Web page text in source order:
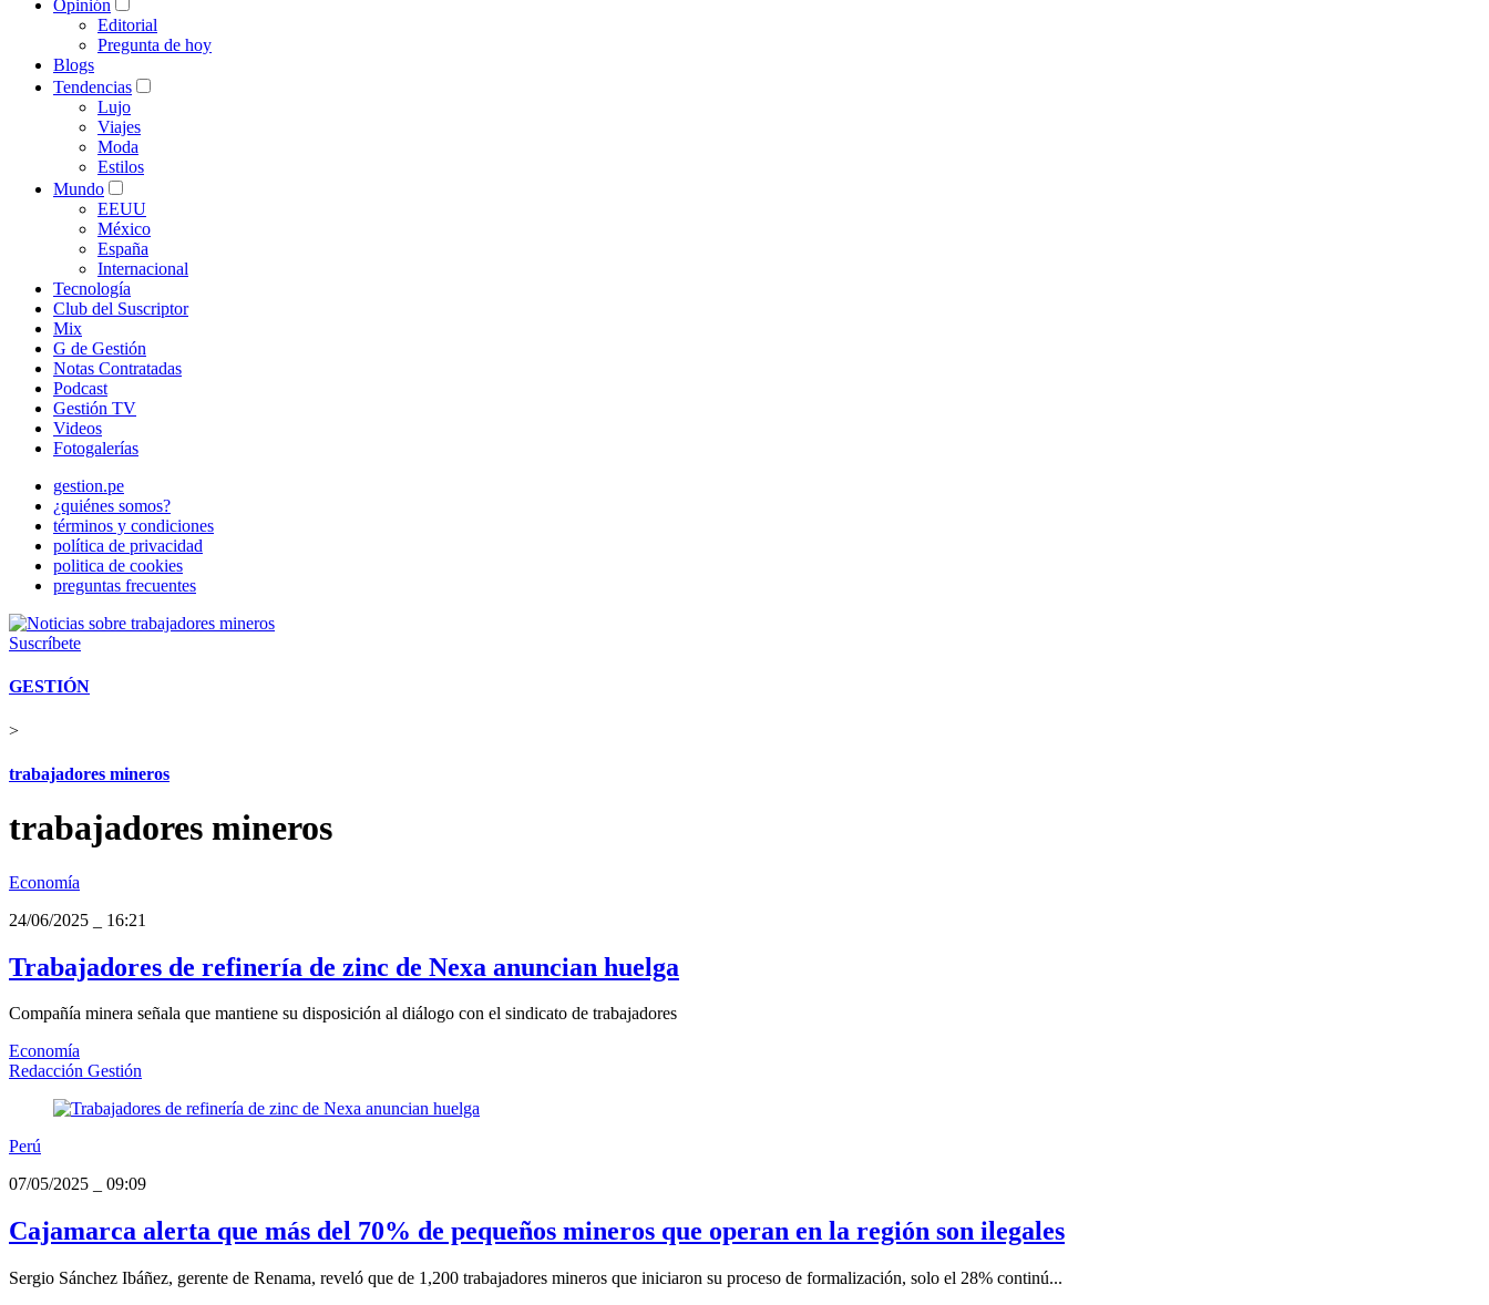
Opinión
Editorial
Pregunta de hoy
Blogs
Tendencias
Lujo
Viajes
Moda
Estilos
Mundo
EEUU
México
España
Internacional
Tecnología
Club del Suscriptor
Mix
G de Gestión
Notas Contratadas
Podcast
Gestión TV
Videos
Fotogalerías
gestion.pe
¿quiénes somos?
términos y condiciones
política de privacidad
politica de cookies
preguntas frecuentes
Suscríbete
GESTIÓN
>
trabajadores mineros
trabajadores mineros
Economía
24/06/2025
16:21
Trabajadores de refinería de zinc de Nexa anuncian huelga
Compañía minera señala que mantiene su disposición al diálogo con el sindicato de trabajadores
Economía
Redacción Gestión
Perú
07/05/2025
09:09
Cajamarca alerta que más del 70% de pequeños mineros que operan en la región son ilegales
Sergio Sánchez Ibáñez, gerente de Renama, reveló que de 1,200 trabajadores mineros que iniciaron su proceso de formalización, solo el 28% continú...